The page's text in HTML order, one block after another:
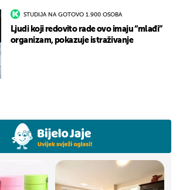
STUDIJA NA GOTOVO 1.900 OSOBA
Ljudi koji redovito rade ovo imaju “mlađi”
organizam, pokazuje istraživanje